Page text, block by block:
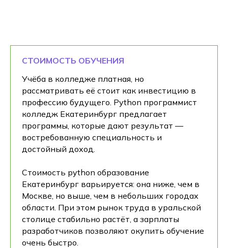
СТОИМОСТЬ ОБУЧЕНИЯ
Учёба в колледже платная, но
рассматривать её стоит как инвестицию в
профессию будущего. Python программист
колледж Екатеринбург предлагает
программы, которые дают результат —
востребованную специальность и
достойный доход.
Стоимость python образование
Екатеринбург варьируется: она ниже, чем в
Москве, но выше, чем в небольших городах
области. При этом рынок труда в уральской
столице стабильно растёт, а зарплаты
разработчиков позволяют окупить обучение
очень быстро.